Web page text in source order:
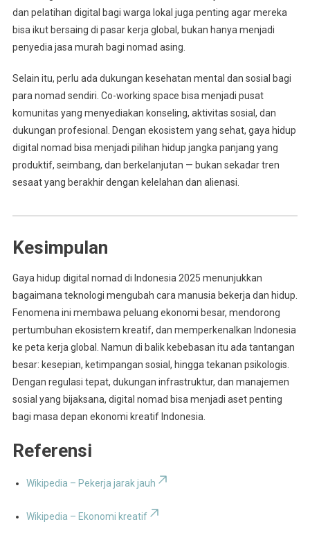
dan pelatihan digital bagi warga lokal juga penting agar mereka
bisa ikut bersaing di pasar kerja global, bukan hanya menjadi
penyedia jasa murah bagi nomad asing.
Selain itu, perlu ada dukungan kesehatan mental dan sosial bagi
para nomad sendiri. Co-working space bisa menjadi pusat
komunitas yang menyediakan konseling, aktivitas sosial, dan
dukungan profesional. Dengan ekosistem yang sehat, gaya hidup
digital nomad bisa menjadi pilihan hidup jangka panjang yang
produktif, seimbang, dan berkelanjutan — bukan sekadar tren
sesaat yang berakhir dengan kelelahan dan alienasi.
Kesimpulan
Gaya hidup digital nomad di Indonesia 2025 menunjukkan
bagaimana teknologi mengubah cara manusia bekerja dan hidup.
Fenomena ini membawa peluang ekonomi besar, mendorong
pertumbuhan ekosistem kreatif, dan memperkenalkan Indonesia
ke peta kerja global. Namun di balik kebebasan itu ada tantangan
besar: kesepian, ketimpangan sosial, hingga tekanan psikologis.
Dengan regulasi tepat, dukungan infrastruktur, dan manajemen
sosial yang bijaksana, digital nomad bisa menjadi aset penting
bagi masa depan ekonomi kreatif Indonesia.
Referensi
Wikipedia – Pekerja jarak jauh
Wikipedia – Ekonomi kreatif